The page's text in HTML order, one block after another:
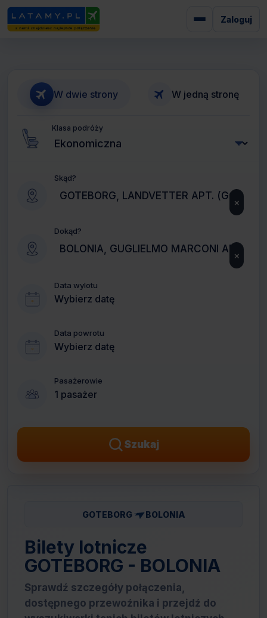
Zaloguj
GOTEBORG BOLONIA
Bilety lotnicze
GOTEBORG - BOLONIA
Sprawdź szczegóły połączenia,
dostępnego przewoźnika i przejdź do
W dwie strony W jedną stronę
Klasa podróży
Skąd?
×
Dokąd?
×
Data wylotu
Wybierz datę
Data powrotu
Wybierz datę
Pasażerowie
1 pasażer
Szukaj